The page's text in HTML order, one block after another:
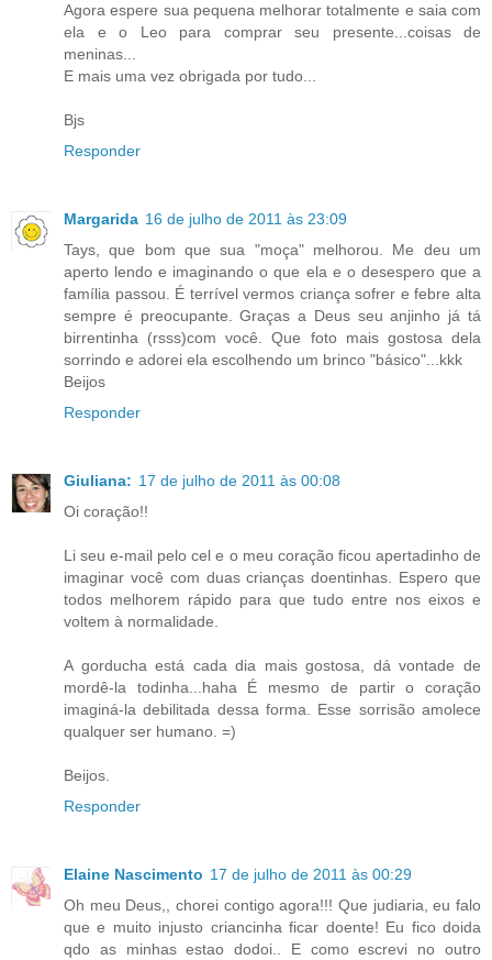
Agora espere sua pequena melhorar totalmente e saia com
ela e o Leo para comprar seu presente...coisas de
meninas...
E mais uma vez obrigada por tudo...
Bjs
Responder
Margarida 16 de julho de 2011 às 23:09
Tays, que bom que sua "moça" melhorou. Me deu um
aperto lendo e imaginando o que ela e o desespero que a
família passou. É terrível vermos criança sofrer e febre alta
sempre é preocupante. Graças a Deus seu anjinho já tá
birrentinha (rsss)com você. Que foto mais gostosa dela
sorrindo e adorei ela escolhendo um brinco "básico"...kkk
Beijos
Responder
Giuliana: 17 de julho de 2011 às 00:08
Oi coração!!
Li seu e-mail pelo cel e o meu coração ficou apertadinho de
imaginar você com duas crianças doentinhas. Espero que
todos melhorem rápido para que tudo entre nos eixos e
voltem à normalidade.
A gorducha está cada dia mais gostosa, dá vontade de
mordê-la todinha...haha É mesmo de partir o coração
imaginá-la debilitada dessa forma. Esse sorrisão amolece
qualquer ser humano. =)
Beijos.
Responder
Elaine Nascimento 17 de julho de 2011 às 00:29
Oh meu Deus,, chorei contigo agora!!! Que judiaria, eu falo
que e muito injusto criancinha ficar doente! Eu fico doida
qdo as minhas estao dodoi.. E como escrevi no outro